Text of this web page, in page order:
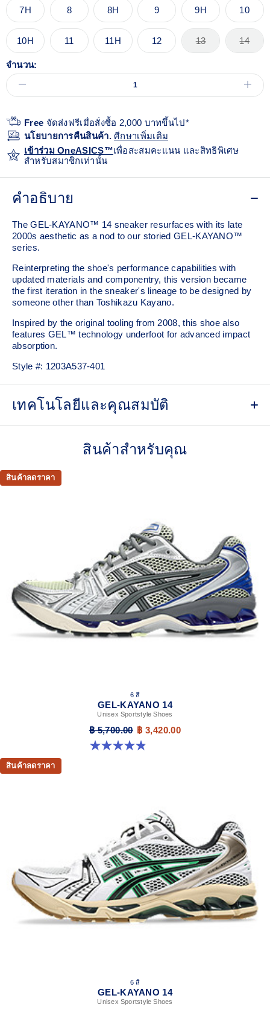
7H 8 8H 9 9H 10
10H 11 11H 12 13 14
จำนวน:
Free จัดส่งฟรีเมื่อสั่งซื้อ 2,000 บาทขึ้นไป*
นโยบายการคืนสินค้า.ศีกษาเพิ่มเติม
เข้าร่วม OneASICS™เพื่อสะสมคะแนน และสิทธิพิเศษ
สำหรับสมาชิกเท่านั้น
คำอธิบาย
The GEL-KAYANO™ 14 sneaker resurfaces with its late
2000s aesthetic as a nod to our storied GEL-KAYANO™
series.
Reinterpreting the shoe's performance capabilities with
updated materials and componentry, this version became
the first iteration in the sneaker's lineage to be designed by
someone other than Toshikazu Kayano.
Inspired by the original tooling from 2008, this shoe also
features GEL™ technology underfoot for advanced impact
absorption.
Style #: 1203A537-401
เทคโนโลยีและคุณสมบัติ
2000s design language
GEL™ technology cushioning provides excellent shock
absorption
The sockliner is produced with the solution dyeing
process that reduces water usage by approximately
33% and carbon emissions by approximately 45%
compared to the conventional dyeing technology
สินค้าสำหรับคุณ
สินค้าลดราคา
6 สี
GEL-KAYANO 14
Unisex Sportstyle Shoes
฿ 5,700.00 ฿ 3,420.00
4.8 จาก 5 ดาว 111 รีวิว
สินค้าลดราคา
6 สี
GEL-KAYANO 14
Unisex Sportstyle Shoes